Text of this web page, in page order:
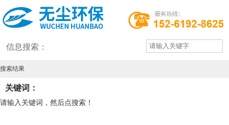
信息搜索：
搜索结果
关键词：
请输入关键词，然后点搜索！